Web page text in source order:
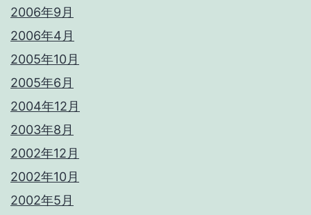
2006年9月
2006年4月
2005年10月
2005年6月
2004年12月
2003年8月
2002年12月
2002年10月
2002年5月